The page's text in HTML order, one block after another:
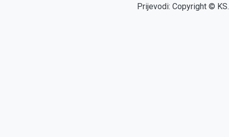
Prijevodi: Copyright ©